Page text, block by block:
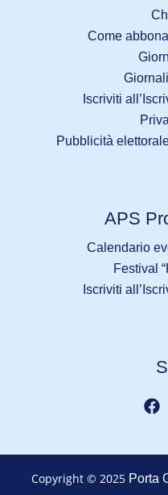
Come
Iscriviti
Pubblicità
APS
Calendario
Festival
Iscriviti
Copyright © 2025 Porta